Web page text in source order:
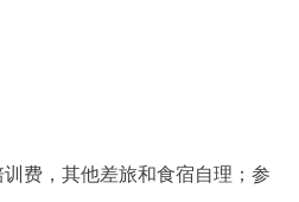
费，其他差旅和食宿自理；参